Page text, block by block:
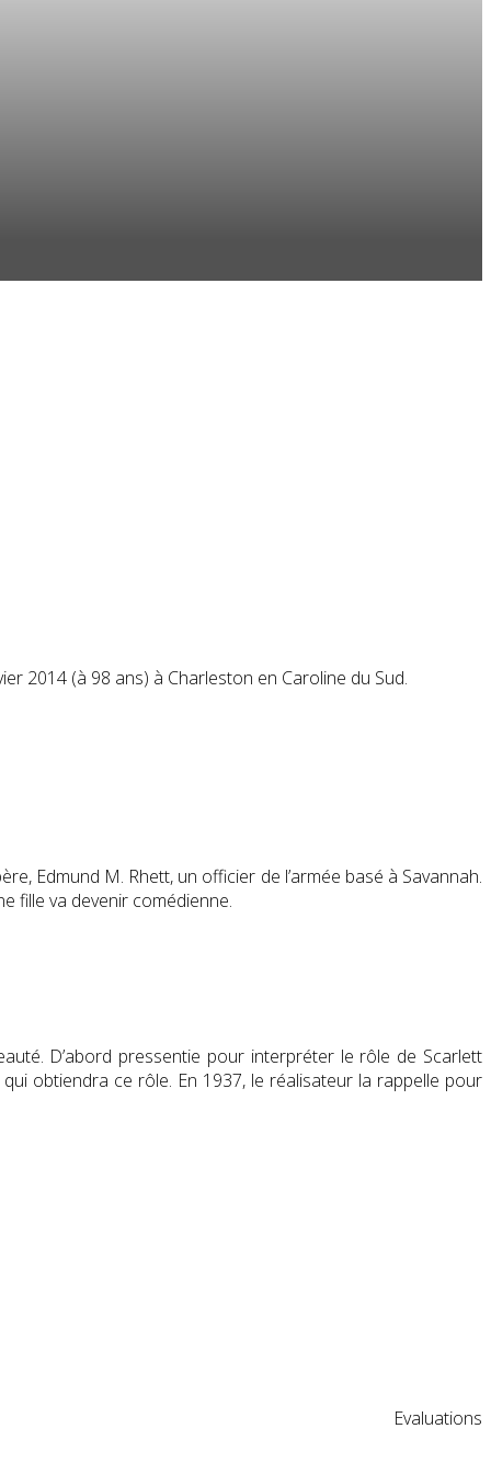
2014 (à 98 ans) à Charleston en Caroline du Sud.
Edmund M. Rhett, un officier de l’armée basé à Savannah.
fille va devenir comédienne.
D’abord pressentie pour interpréter le rôle de Scarlett
qui obtiendra ce rôle. En 1937, le réalisateur la rappelle pour
Evaluations